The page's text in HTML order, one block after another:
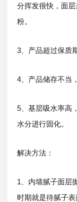
分挥发很快，面
粉。
3、产品超过保质
4、产品储存不当
5、基层吸水率高
水分进行固化。
解决方法：
1、内墙腻子面层
时期就是待腻子